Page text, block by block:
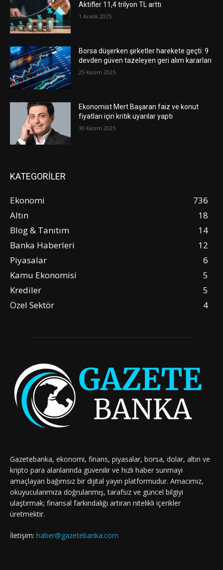
Aktifler 11,4 trilyon TL arttı
1 Aralık 2025
Borsa düşerken şirketler harekete geçti: 9
devden güven tazeleyen geri alım kararları
25 Kasım 2025
Ekonomist Mert Başaran faiz ve konut
fiyatları için kritik uyarılar yaptı
30 Kasım 2025
KATEGORİLER
Ekonomi
736
Altın
18
Blog & Tanıtım
14
Banka Haberleri
12
Piyasalar
6
Kamu Ekonomisi
5
Krediler
5
Özel Sektör
4
Gazetebanka, ekonomi, finans, piyasalar, borsa, dolar, altın ve
kripto para alanlarında güvenilir ve hızlı haber sunmayı
amaçlayan bağımsız bir dijital yayın platformudur. Amacımız,
okuyucularımıza doğrulanmış, tarafsız ve güncel bilgiyi
ulaştırmak; finansal farkındalığı artıran nitelikli içerikler
üretmektir.
İletişim: haber@gazetebanka.com